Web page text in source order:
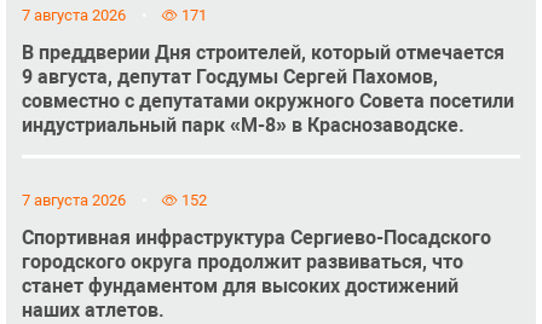
7 августа 2026 171
В преддверии Дня строителей, который отмечается
9 августа, депутат Госдумы Сергей Пахомов,
совместно с депутатами окружного Совета посетили
индустриальный парк «М-8» в Краснозаводске.
7 августа 2026 152
Спортивная инфраструктура Сергиево-Посадского
городского округа продолжит развиваться, что
станет фундаментом для высоких достижений
наших атлетов.